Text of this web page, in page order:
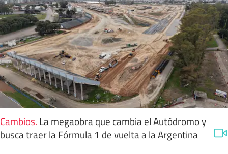
Cambios. La megaobra que cambia el Autódromo y
busca traer la Fórmula 1 de vuelta a la Argentina